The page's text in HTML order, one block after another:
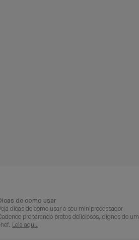
de como usar
dicas de como usar o seu miniprocessador
preparando pratos deliciosos, dignos de um
Leia aqui.